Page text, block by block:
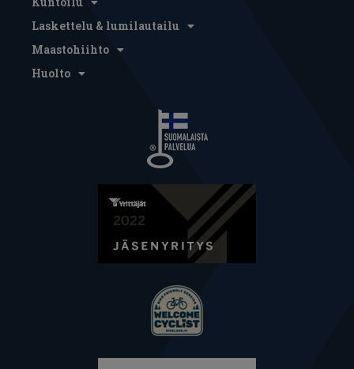
Laskettelu & lumilautailu
Maastohiihto
Huolto